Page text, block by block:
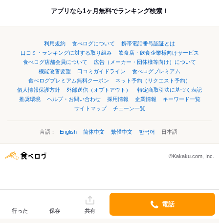
アプリなら1ヶ月無料でランキング検索！
利用規約 食べログについて
携帯電話番号認証とは
口コミ・ランキングに対する取り組み
飲食店・飲食企業様向けサービス
食べログ店舗会員について
広告（メーカー・団体様等向け）について
機能改善要望
口コミガイドライン
食べログプレミアム
食べログプレミアム無料クーポン
ネット予約（リクエスト予約）
個人情報保護方針
外部送信（オプトアウト）
特定商取引法に基づく表記
推奨環境
ヘルプ・お問い合わせ 採用情報 企業情報
キーワード一覧
サイトマップ
チェーン一覧
言語： English 简体中文 繁體中文 한국어 日本語
©Kakaku.com, Inc.
行った 保存 共有
電話